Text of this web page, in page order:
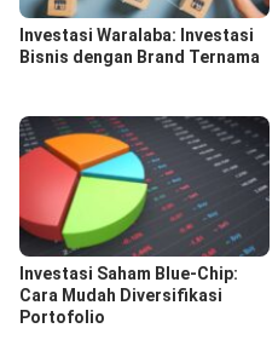
Investasi Waralaba: Investasi
Bisnis dengan Brand Ternama
Investasi Saham Blue-Chip:
Cara Mudah Diversifikasi
Portofolio